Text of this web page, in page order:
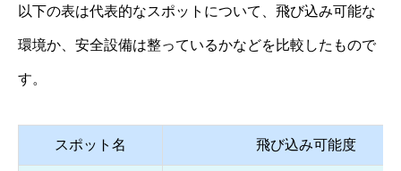
以下の表は代表的なスポットについて、飛び込み可能な
環境か、安全設備は整っているかなどを比較したもので
す。
スポット名 飛び込み可能度